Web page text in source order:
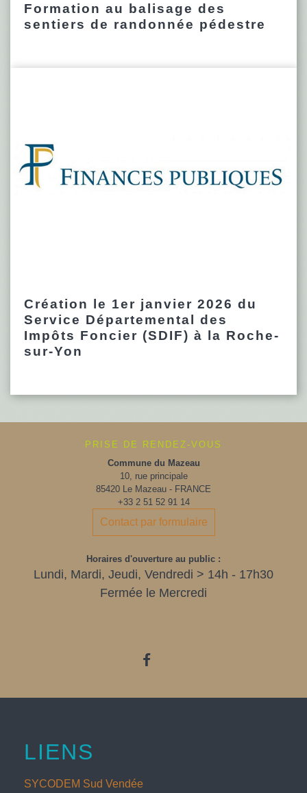
Formation au balisage des
sentiers de randonnée pédestre
Création le 1er janvier 2026 du
Service Départemental des
Impôts Foncier (SDIF) à la Roche-
sur-Yon
PRISE DE RENDEZ-VOUS
Commune du Mazeau
10, rue principale
85420 Le Mazeau - FRANCE
+33 2 51 52 91 14
Contact par formulaire
Horaires d'ouverture au public :
Lundi, Mardi, Jeudi, Vendredi > 14h - 17h30
Fermée le Mercredi
LIENS
SYCODEM Sud Vendée